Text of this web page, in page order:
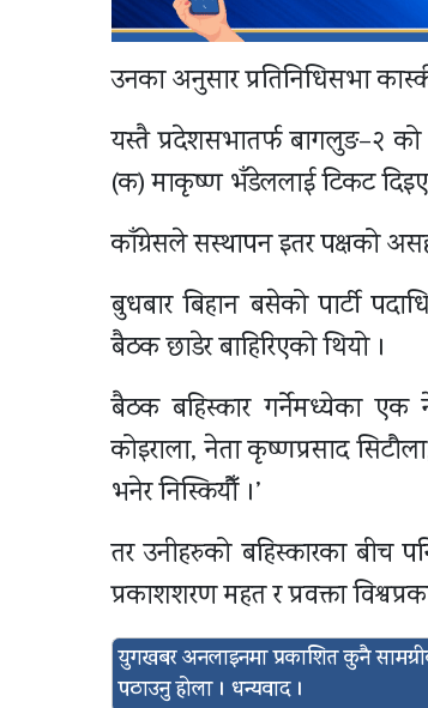
उनका अनुसार प्रतिनिधिसभा
यस्तै प्रदेशसभातर्फ बागलुङ–२
(क) माकृष्ण भँडेललाई टिकट
काँग्रेसले सस्थापन इतर पक्षको
बुधबार बिहान बसेको पार्टी
बैठक छाडेर बाहिरिएको थियो ।
बैठक बहिस्कार गर्नेमध्येका एक
कोइराला, नेता कृष्णप्रसाद
भनेर निस्कियौँ ।’
तर उनीहरुको बहिस्कारका बीच
प्रकाशशरण महत र प्रवक्ता
युगखबर अनलाइनमा प्रकाशित कुनै
पठाउनु होला । धन्यवाद ।